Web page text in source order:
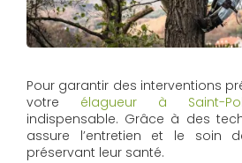
Pour garantir des interventions
votre élagueur à Saint-Pol-
indispensable. Grâce à des
assure l’entretien et le soin
préservant leur santé.